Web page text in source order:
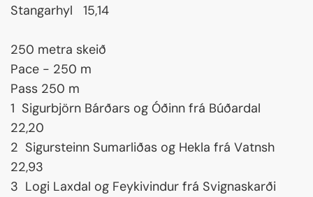
Stangarhyl 15,14
250 metra skeið
Pace - 250 m
Pass 250 m
1 Sigurbjörn Bárðars og Óðinn frá Búðardal
22,20
2 Sigursteinn Sumarliðas og Hekla frá Vatnsh
22,93
3 Logi Laxdal og Feykivindur frá Svignaskarði